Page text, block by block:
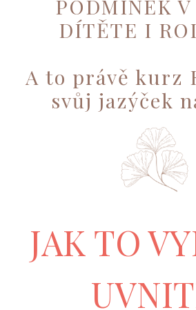
PODMÍNEK
DÍTĚTE I
A to právě kurz
svůj jazýček
JAK TO